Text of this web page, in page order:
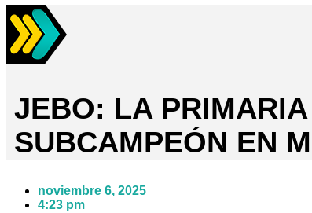
JEBO: LA PRIMARIA
SUBCAMPEÓN EN
noviembre 6, 2025
4:23 pm